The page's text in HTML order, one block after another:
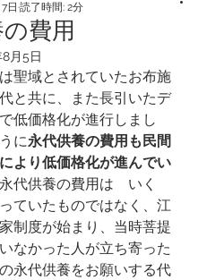
費用
日 読了時間: 2分
月5日
聖域とされていたお布施
と共に、また長引いたデ
低価格化が進行しまし
に永代供養の費用も民間
より低価格化が進んでい
代供養の費用は　いく
ていたものではなく、江
制度が始まり、当時菩提
なかった人が立ち寄った
永代供養をお願いする代